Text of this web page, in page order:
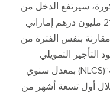
سيرتفع الدخل من
مليون درهم إماراتي
بنفس الفترة من
التأجير التمويلي
“(NLCS)
بمعدل سنوي
أول تسعة أشهر من